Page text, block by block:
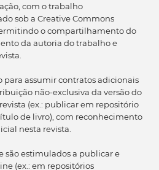
com o trabalho
sob a Creative Commons
o compartilhamento do
da autoria do trabalho e
para assumir contratos adicionais
não-exclusiva da versão do
(ex.: publicar em repositório
de livro), com reconhecimento
nesta revista.
são estimulados a publicar e
(ex.: em repositórios